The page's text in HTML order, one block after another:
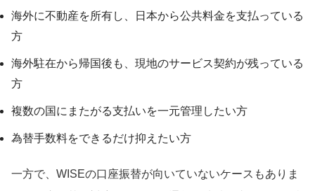
海外に不動産を所有し、日本から公共料金を支払っている
方
海外駐在から帰国後も、現地のサービス契約が残っている
方
複数の国にまたがる支払いを一元管理したい方
為替手数料をできるだけ抑えたい方
一方で、WISEの口座振替が向いていないケースもありま